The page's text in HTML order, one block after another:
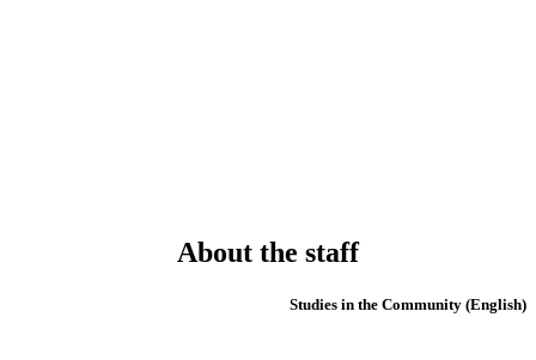
About the staff
(English) Studies in the Community